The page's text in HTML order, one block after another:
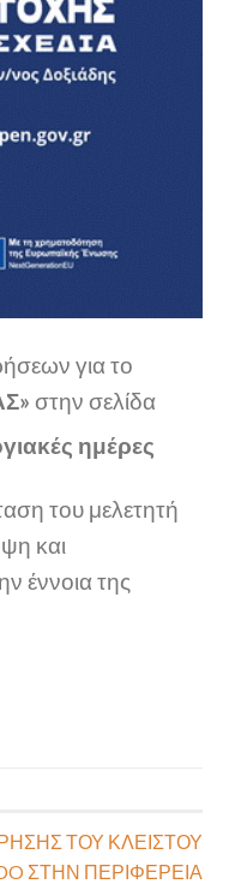
για το
στην σελίδα
ημέρες
του μελετητή
και
έννοια της
ΤΟΥ ΚΛΕΙΣΤΟΥ
ΣΤΗΝ ΠΕΡΙΦΕΡΕΙΑ